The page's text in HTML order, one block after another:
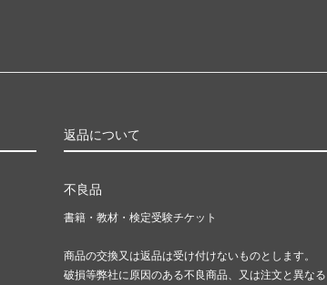
返品について
不良品
書籍・教材・検定受験チケット
商品の交換又は返品は受け付けないものとします。
破損等弊社に原因のある不良商品、又は注文と異なる